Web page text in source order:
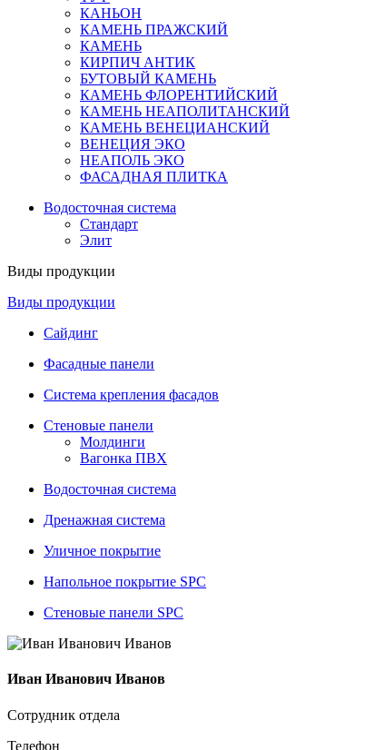
КАНЬОН
КАМЕНЬ ПРАЖСКИЙ
КАМЕНЬ
КИРПИЧ АНТИК
БУТОВЫЙ КАМЕНЬ
КАМЕНЬ ФЛОРЕНТИЙСКИЙ
КАМЕНЬ НЕАПОЛИТАНСКИЙ
КАМЕНЬ ВЕНЕЦИАНСКИЙ
ВЕНЕЦИЯ ЭКО
НЕАПОЛЬ ЭКО
ФАСАДНАЯ ПЛИТКА
Водосточная система
Стандарт
Элит
Виды продукции
Виды продукции
Сайдинг
Фасадные панели
Система крепления фасадов
Стеновые панели
Молдинги
Вагонка ПВХ
Водосточная система
Дренажная система
Уличное покрытие
Напольное покрытие SPC
Стеновые панели SPC
Иван Иванович Иванов
Сотрудник отдела
Телефон